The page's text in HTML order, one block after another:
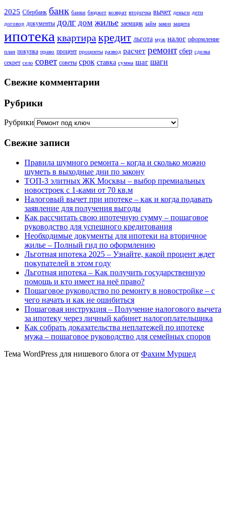
2025 Сбербанк банк банки бюджет возврат вторичка вычет деньги дети
договор документы долг дом жилье заемщик займ закон защита
ипотека квартира кредит льгота муж налог оформление
план покупка право процент проценты развод расчет ремонт сбер сделка
секрет село совет советы срок ставка сумма шаг шаги
Свежие комментарии
Рубрики
Рубрики
Свежие записи
Правила шумного ремонта – когда и сколько можно
шуметь в выходные дни по закону
ТОП-3 элитных ЖК Москвы – выбор премиальных
новостроек с 1-ками от 70 кв.м
Налоговый вычет при ипотеке – как и когда подавать
заявление для получения выгоды
Как рассчитать свою ипотечную сумму – пошаговое
руководство для успешного кредитования
Необходимые документы для ипотеки на вторичное
жилье – Полный гид по оформлению
Льготная ипотека 2025 – Узнайте, какой процент ждет
покупателей в этом году
Льготная ипотека – Как получить государственную
помощь и кто имеет на неё право?
Пошаговое руководство по ремонту в новостройке – с
чего начать и как не ошибиться
Пошаговая инструкция – Получение налогового вычета
за ипотеку через личный кабинет налогоплательщика
Как собрать доказательства неплатежей по ипотеке
мужа – пошаговое руководство для семейных споров
Тема WordPress для нишевого блога от Фахим Муршед